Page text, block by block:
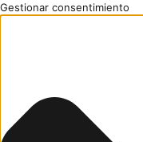
Gestionar consentimiento